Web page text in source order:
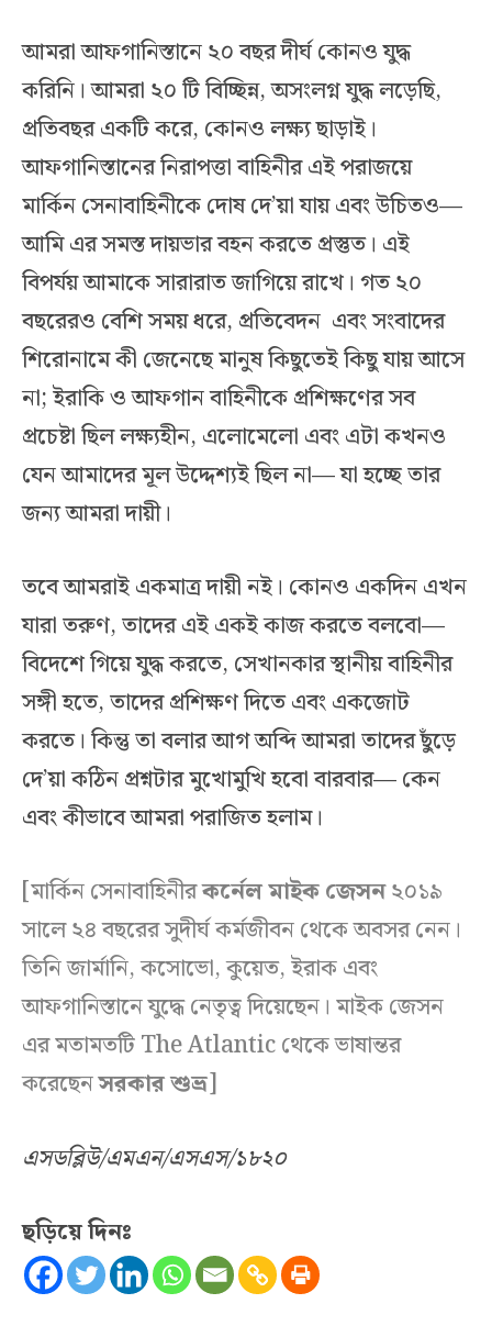
আমরা আফগানিস্তানে ২০ বছর দীর্ঘ কোনও যুদ্ধ
করিনি। আমরা ২০ টি বিচ্ছিন্ন, অসংলগ্ন যুদ্ধ লড়েছি,
প্রতিবছর একটি করে, কোনও লক্ষ্য ছাড়াই।
আফগানিস্তানের নিরাপত্তা বাহিনীর এই পরাজয়ে
মার্কিন সেনাবাহিনীকে দোষ দে’য়া যায় এবং উচিতও—
আমি এর সমস্ত দায়ভার বহন করতে প্রস্তুত। এই
বিপর্যয় আমাকে সারারাত জাগিয়ে রাখে। গত ২০
বছরেরও বেশি সময় ধরে, প্রতিবেদন এবং সংবাদের
শিরোনামে কী জেনেছে মানুষ কিছুতেই কিছু যায় আসে
না; ইরাকি ও আফগান বাহিনীকে প্রশিক্ষণের সব
প্রচেষ্টা ছিল লক্ষ্যহীন, এলোমেলো এবং এটা কখনও
যেন আমাদের মূল উদ্দেশ্যই ছিল না— যা হচ্ছে তার
জন্য আমরা দায়ী।
তবে আমরাই একমাত্র দায়ী নই। কোনও একদিন এখন
যারা তরুণ, তাদের এই একই কাজ করতে বলবো—
বিদেশে গিয়ে যুদ্ধ করতে, সেখানকার স্থানীয় বাহিনীর
সঙ্গী হতে, তাদের প্রশিক্ষণ দিতে এবং একজোট
করতে। কিন্তু তা বলার আগ অব্দি আমরা তাদের ছুঁড়ে
দে’য়া কঠিন প্রশ্নটার মুখোমুখি হবো বারবার— কেন
এবং কীভাবে আমরা পরাজিত হলাম।
[মার্কিন সেনাবাহিনীরকর্নেল মাইক জেসন২০১৯
সালে ২৪ বছরের সুদীর্ঘ কর্মজীবন থেকে অবসর নেন।
তিনি জার্মানি, কসোভো, কুয়েত, ইরাক এবং
আফগানিস্তানে যুদ্ধে নেতৃত্ব দিয়েছেন। মাইক জেসন
এর মতামতটি The Atlantic থেকে ভাষান্তর
করেছেনসরকার শুভ্র]
এসডব্লিউ/এমএন/এসএস/১৮২০
ছড়িয়ে দিনঃ